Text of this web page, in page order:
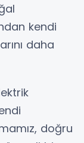
kendi
daha
doğru